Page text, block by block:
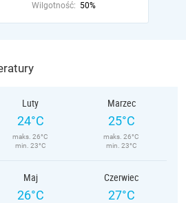
Wilgotność: 50%
Luty
24°C
maks. 26°C
min. 23°C
Marzec
25°C
maks. 26°C
min. 23°C
Maj
26°C
Czerwiec
27°C